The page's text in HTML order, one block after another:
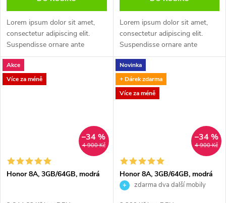
Lorem ipsum dolor sit amet,
consectetur adipiscing elit.
Suspendisse ornare ante
scelerisque elit vestibulum,
euismod porttitor quam
hendrerit. Maecenas rhoncus
Lorem ipsum dolor sit amet,
consectetur adipiscing elit.
Suspendisse ornare ante
scelerisque elit vestibulum,
euismod porttitor quam
hendrerit. Maecenas rhoncus
enim leo, eget...
Akce
Více za méně
4 900 Kč
–34 %
Honor 8A, 3GB/64GB, modrá
Novinka
+ Dárek zdarma
Více za méně
4 900 Kč
–34 %
Honor 8A, 3GB/64GB, modrá
zdarma dva další mobily